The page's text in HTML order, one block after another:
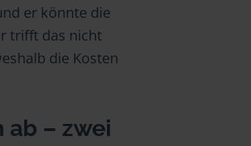
er könnte die
trifft das nicht
die Kosten
ab – zwei